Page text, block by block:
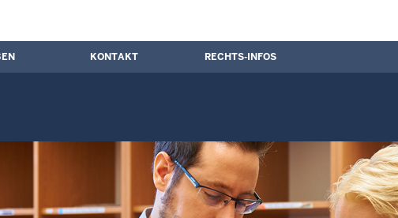
KONTAKT RECHTS-INFOS